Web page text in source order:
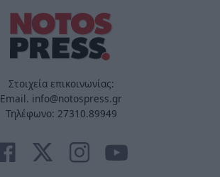
Στοιχεία επικοινωνίας:
Email. info@notospress.gr
Τηλέφωνο: 27310.89949